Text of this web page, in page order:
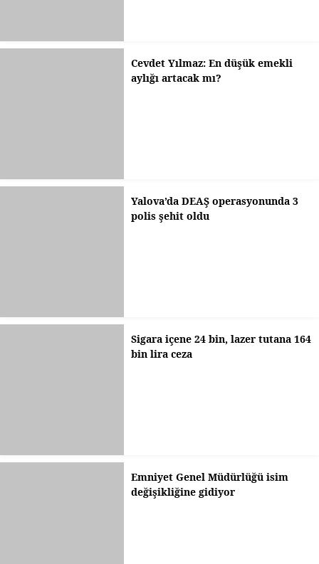
Cevdet Yılmaz: En düşük emekli
aylığı artacak mı?
Yalova’da DEAŞ operasyonunda 3
polis şehit oldu
Sigara içene 24 bin, lazer tutana 164
bin lira ceza
Emniyet Genel Müdürlüğü isim
değişikliğine gidiyor